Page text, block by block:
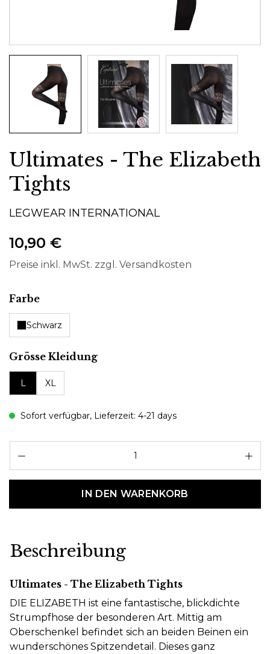
Ultimates - The Elizabeth
Tights
LEGWEAR INTERNATIONAL
10,90 €
Preise inkl. MwSt. zzgl. Versandkosten
Farbeauswählen
Schwarz
Grösse Kleidungauswählen
L XL
Sofort verfügbar, Lieferzeit: 4-21 days
IN DEN WARENKORB
Beschreibung
Ultimates - The Elizabeth Tights
DIE ELIZABETH ist eine fantastische, blickdichte
Strumpfhose der besonderen Art. Mittig am
Oberschenkel befindet sich an beiden Beinen ein
wunderschönes Spitzendetail. Dieses ganz